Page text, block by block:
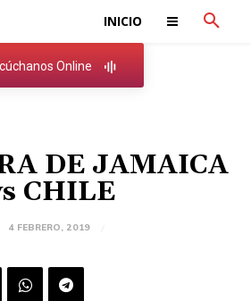
INICIO
Online
DE JAMAICA
CHILE
4 FEBRERO, 2019